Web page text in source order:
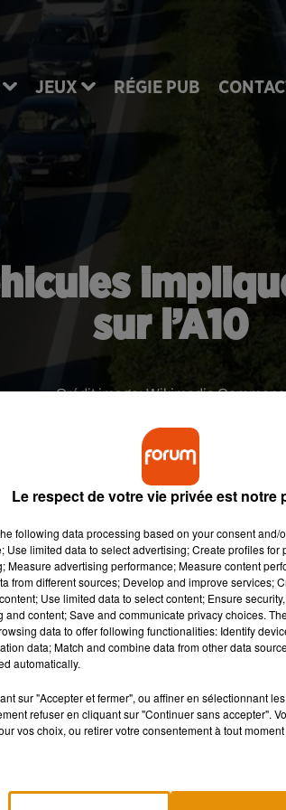
JEUX RÉGIE PUB
sur l’A10
Crédit image:Wikimedia Commons
midi en Indre-et-Loire. Une
le sens Paris - Province. La
voisins et les derniers véhicules pris en
il y a encore quelques minutes. En
s’est produit sur l’A10 après la barrière
ont été sortis dans un état grave et
dans ce choc.
Le respect de votre vie privée est notre
following data processing based on your consent and/
Use limited data to select advertising; Create profiles
Measure advertising performance; Measure content
from different sources; Develop and improve services;
Use limited data to select content; Ensure
content; Save and communicate privacy choices.
data to offer following functionalities: Identify
data; Match and combine data from other data
automatically.
sur "Accepter et fermer", ou affiner en sélectionnant
refuser en cliquant sur "Continuer sans accepter".
vos choix, ou retirer votre consentement à tout